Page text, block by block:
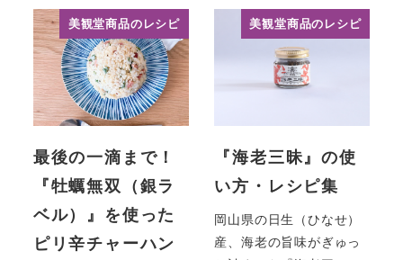
美観堂商品のレシピ
最後の一滴まで！
『牡蠣無双（銀ラ
ベル）』を使った
ピリ辛チャーハン
美観堂商品のレシピ
『海老三昧』の使
い方・レシピ集
岡山県の日生（ひなせ）
産、海老の旨味がぎゅっ